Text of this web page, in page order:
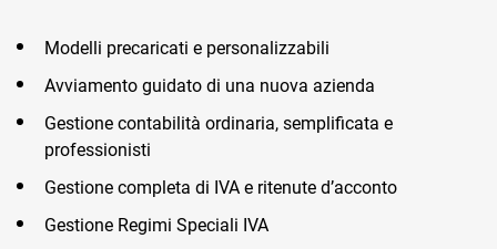
Trust Services
TeamSystem Corporate
TeamSystem Store
Modelli precaricati e personalizzabili
Avviamento guidato di una nuova azienda
Gestione contabilità ordinaria, semplificata e
professionisti
Gestione completa di IVA e ritenute d’acconto
Gestione Regimi Speciali IVA